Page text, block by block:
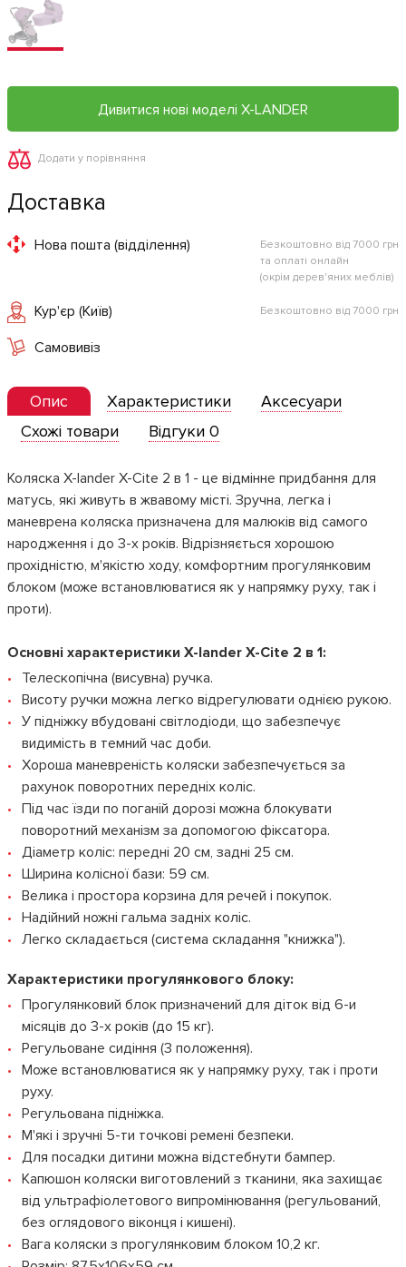
Дивитися нові моделі X-LANDER
Додати у порівняння
Доставка
Нова пошта (відділення)
Безкоштовно від 7000 грн
та оплаті онлайн
(окрім дерев'яних меблів)
Кур'єр (Київ) Безкоштовно від 7000 грн
Самовивіз
Опис Характеристики
Аксесуари
Схожі товари
Відгуки 0
Коляска X-lander X-Cite 2 в 1 - це відмінне придбання для
матусь, які живуть в жвавому місті. Зручна, легка і
маневрена коляска призначена для малюків від самого
народження і до 3-х років. Відрізняється хорошою
прохідністю, м'якістю ходу, комфортним прогулянковим
блоком (може встановлюватися як у напрямку руху, так і
проти).
Основні характеристики X-lander X-Cite 2 в 1:
Телескопічна (висувна) ручка.
Висоту ручки можна легко відрегулювати однією рукою.
У підніжку вбудовані світлодіоди, що забезпечує
видимість в темний час доби.
Хороша маневреність коляски забезпечується за
рахунок поворотних передніх коліс.
Під час їзди по поганій дорозі можна блокувати
поворотний механізм за допомогою фіксатора.
Діаметр коліс: передні 20 см, задні 25 см.
Ширина колісної бази: 59 см.
Велика і простора корзина для речей і покупок.
Надійний ножні гальма задніх коліс.
Легко складається (система складання "книжка").
Характеристики прогулянкового блоку:
Прогулянковий блок призначений для діток від 6-и
місяців до 3-х років (до 15 кг).
Регульоване сидіння (3 положення).
Може встановлюватися як у напрямку руху, так і проти
руху.
Регульована підніжка.
М'які і зручні 5-ти точкові ремені безпеки.
Для посадки дитини можна відстебнути бампер.
Капюшон коляски виготовлений з тканини, яка захищає
від ультрафіолетового випромінювання (регульований,
без оглядового віконця і кишені).
Вага коляски з прогулянковим блоком 10,2 кг.